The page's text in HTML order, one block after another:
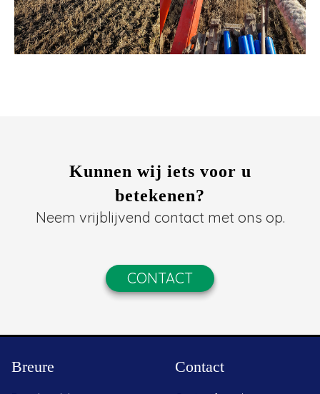
Kunnen wij iets voor u
betekenen?
Neem vrijblijvend contact met ons op.
CONTACT
Breure Contact